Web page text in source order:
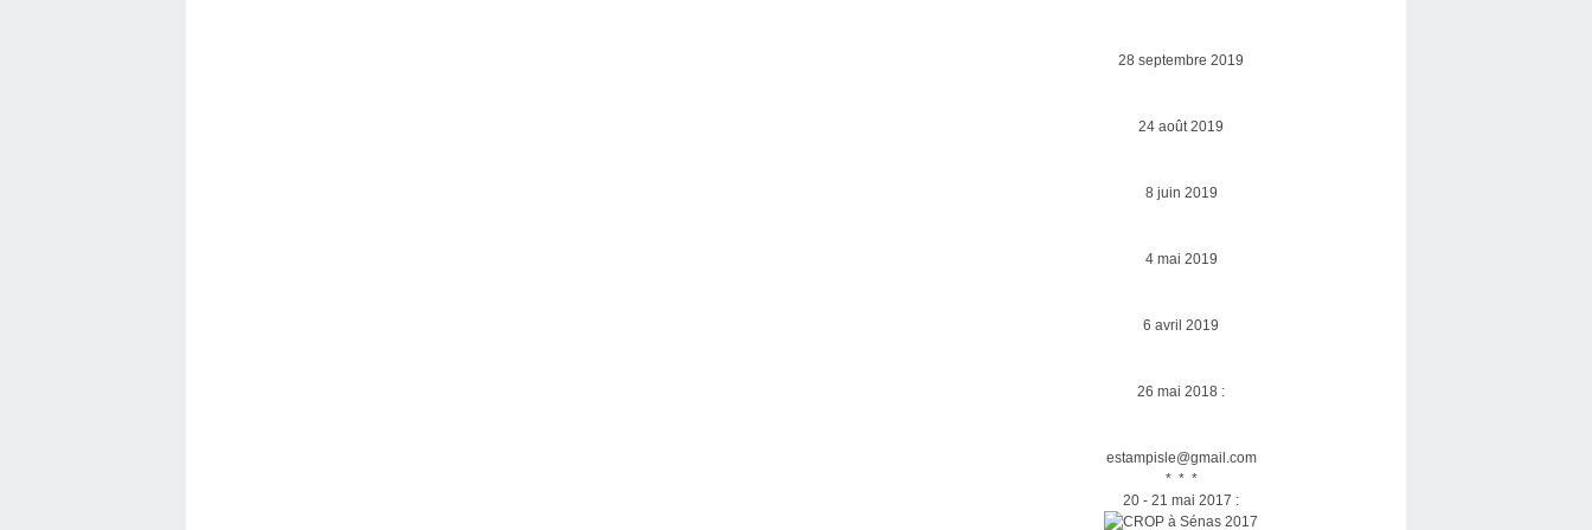
28 septembre 2019
24 août 2019
8 juin 2019
4 mai 2019
6 avril 2019
26 mai 2018 :
estampisle@gmail.com
* * *
20 - 21 mai 2017 :